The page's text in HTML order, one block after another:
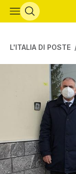
Vai al contenuto
L'ITALIA DI POSTE